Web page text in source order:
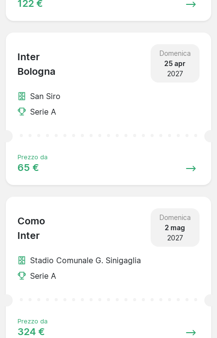
122 €
Inter
Bologna
Domenica
25 apr
2027
San Siro
Serie A
Prezzo da
65 €
Como
Inter
Domenica
2 mag
2027
Stadio Comunale G. Sinigaglia
Serie A
Prezzo da
324 €